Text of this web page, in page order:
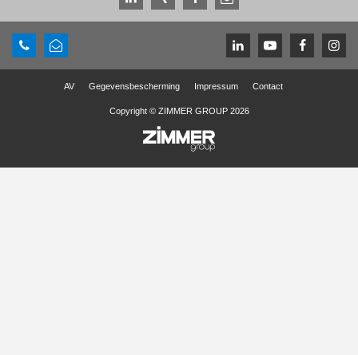
AV Gegevensbescherming Impressum Contact
Copyright © ZIMMER GROUP 2026